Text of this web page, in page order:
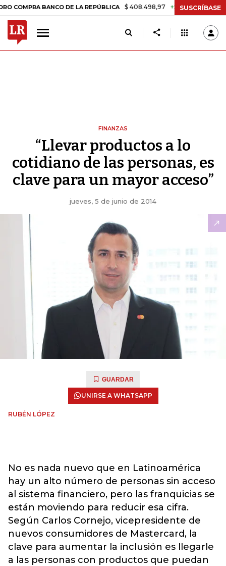
BANCO DE LA REPÚBLICA $ 408.498,97 +$ 8.753,81 +2,19%
SUSCRÍBASE
FINANZAS
“Llevar productos a lo
cotidiano de las personas, es
clave para un mayor acceso”
jueves, 5 de junio de 2014
GUARDAR
UNIRSE A WHATSAPP
RUBÉN LÓPEZ
No es nada nuevo que en Latinoamérica
hay un alto número de personas sin acceso
al sistema financiero, pero las franquicias se
están moviendo para reducir esa cifra.
Según Carlos Cornejo, vicepresidente de
nuevos consumidores de Mastercard, la
clave para aumentar la inclusión es llegarle
a las personas con productos que puedan